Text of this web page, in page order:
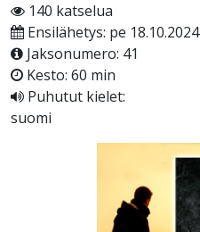
140 katselua
Ensilähetys: pe 18.10.2024
Jaksonumero: 41
Kesto: 60 min
Puhutut kielet:
suomi